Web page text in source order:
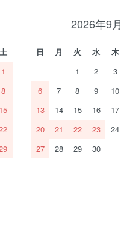
土
1
8
15
2026年9月
日 月 火 水 木
1
2 3
6
7 8 9 10
13
14 15 16 17
20
21 22 23 24
27
28 29 30